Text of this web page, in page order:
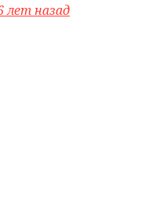
лет назад